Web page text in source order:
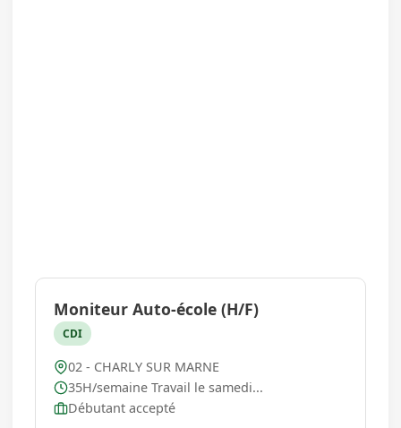
Moniteur Auto-école (H/F)
CDI
02 - CHARLY SUR MARNE
35H/semaine Travail le samedi...
Débutant accepté